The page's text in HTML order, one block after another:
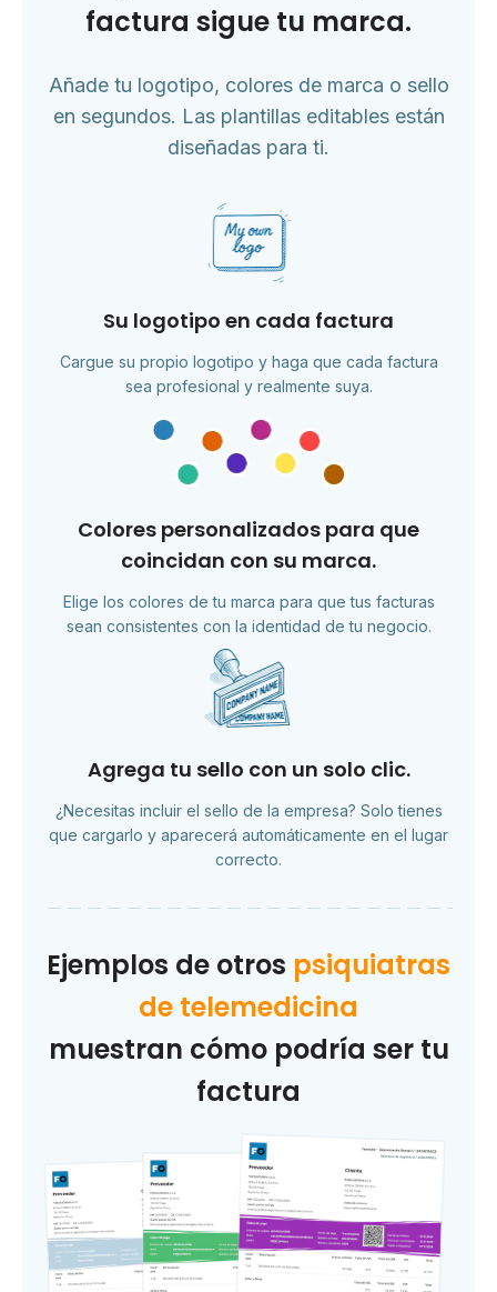
factura sigue tu marca.
Añade tu logotipo, colores de marca o sello
en segundos. Las plantillas editables están
diseñadas para ti.
Su logotipo en cada factura
Cargue su propio logotipo y haga que cada factura
sea profesional y realmente suya.
Colores personalizados para que
coincidan con su marca.
Elige los colores de tu marca para que tus facturas
sean consistentes con la identidad de tu negocio.
Agrega tu sello con un solo clic.
¿Necesitas incluir el sello de la empresa? Solo tienes
que cargarlo y aparecerá automáticamente en el lugar
correcto.
Ejemplos de otros psiquiatras
de telemedicina
muestran cómo podría ser tu
factura